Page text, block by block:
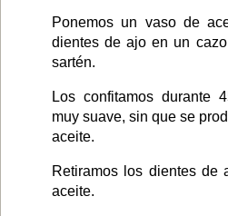
Ponemos un vaso de
dientes de ajo en un
sartén.
Los confitamos durante
muy suave, sin que se
aceite.
Retiramos los dientes de
aceite.